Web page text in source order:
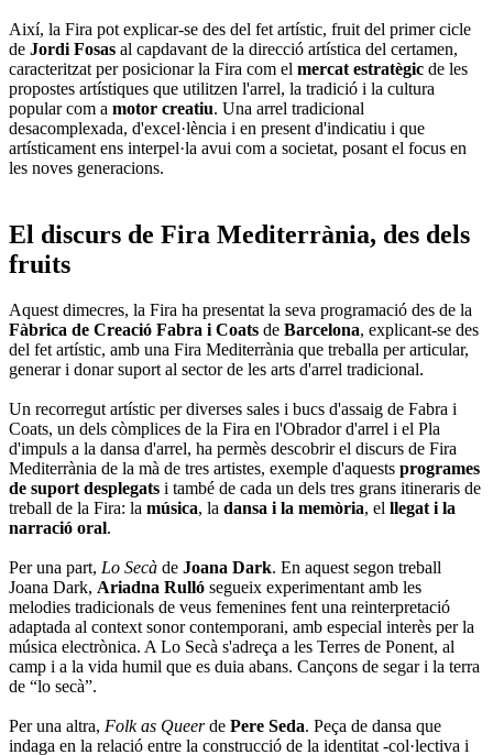
Així, la Fira pot explicar-se des del fet artístic, fruit del primer cicle
de Jordi Fosas al capdavant de la direcció artística del certamen,
caracteritzat per posicionar la Fira com el mercat estratègic de les
propostes artístiques que utilitzen l'arrel, la tradició i la cultura
popular com a motor creatiu. Una arrel tradicional
desacomplexada, d'excel·lència i en present d'indicatiu i que
artísticament ens interpel·la avui com a societat, posant el focus en
les noves generacions.
El discurs de Fira Mediterrània, des dels
fruits
Aquest dimecres, la Fira ha presentat la seva programació des de la
Fàbrica de Creació Fabra i Coats de Barcelona, explicant-se des
del fet artístic, amb una Fira Mediterrània que treballa per articular,
generar i donar suport al sector de les arts d'arrel tradicional.
Un recorregut artístic per diverses sales i bucs d'assaig de Fabra i
Coats, un dels còmplices de la Fira en l'Obrador d'arrel i el Pla
d'impuls a la dansa d'arrel, ha permès descobrir el discurs de Fira
Mediterrània de la mà de tres artistes, exemple d'aquests programes
de suport desplegats i també de cada un dels tres grans itineraris de
treball de la Fira: la música, la dansa i la memòria, el llegat i la
narració oral.
Per una part, Lo Secà de Joana Dark. En aquest segon treball
Joana Dark, Ariadna Rulló segueix experimentant amb les
melodies tradicionals de veus femenines fent una reinterpretació
adaptada al context sonor contemporani, amb especial interès per la
música electrònica. A Lo Secà s'adreça a les Terres de Ponent, al
camp i a la vida humil que es duia abans. Cançons de segar i la terra
de “lo secà”.
Per una altra, Folk as Queerde Pere Seda. Peça de dansa que
indaga en la relació entre la construcció de la identitat -col·lectiva i